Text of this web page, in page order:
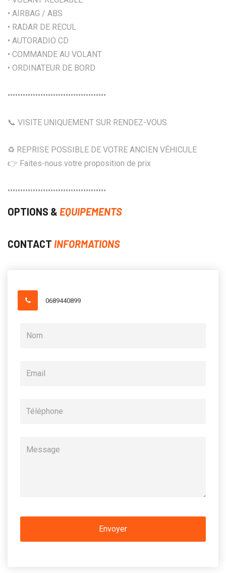
• AIRBAG / ABS
• RADAR DE RECUL
• AUTORADIO CD
• COMMANDE AU VOLANT
• ORDINATEUR DE BORD
•••••••••••••••••••••••••••••••••••••••
📞 VISITE UNIQUEMENT SUR RENDEZ-VOUS
♻️ REPRISE POSSIBLE DE VOTRE ANCIEN VÉHICULE
👉 Faites-nous votre proposition de prix
•••••••••••••••••••••••••••••••••••••••
OPTIONS & EQUIPEMENTS
CONTACT INFORMATIONS
0689440899